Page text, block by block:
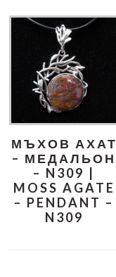
МЪХОВ АХАТ
– МЕДАЛЬОН
– N309 |
MOSS AGATE
– PENDANT –
N309